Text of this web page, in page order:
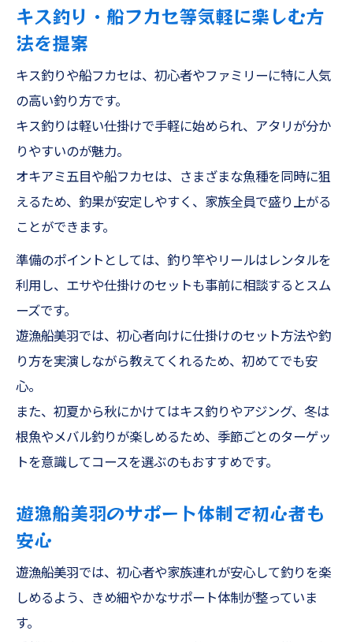
キス釣り・船フカセ等気軽に楽しむ方
法を提案
キス釣りや船フカセは、初心者やファミリーに特に人気
の高い釣り方です。
キス釣りは軽い仕掛けで手軽に始められ、アタリが分か
りやすいのが魅力。
オキアミ五目や船フカセは、さまざまな魚種を同時に狙
えるため、釣果が安定しやすく、家族全員で盛り上がる
ことができます。
準備のポイントとしては、釣り竿やリールはレンタルを
利用し、エサや仕掛けのセットも事前に相談するとスム
ーズです。
遊漁船美羽では、初心者向けに仕掛けのセット方法や釣
り方を実演しながら教えてくれるため、初めてでも安
心。
また、初夏から秋にかけてはキス釣りやアジング、冬は
根魚やメバル釣りが楽しめるため、季節ごとのターゲッ
トを意識してコースを選ぶのもおすすめです。
遊漁船美羽のサポート体制で初心者も
安心
遊漁船美羽では、初心者や家族連れが安心して釣りを楽
しめるよう、きめ細やかなサポート体制が整っていま
す。